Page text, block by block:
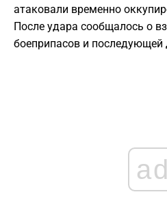
атаковали временно
После удара сообщалось о
боеприпасов и последующей
ad